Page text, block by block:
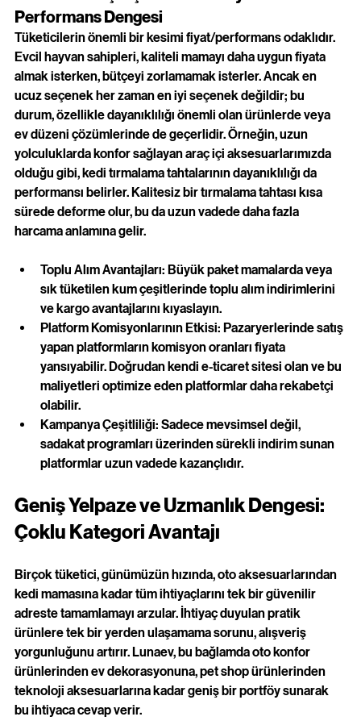
Performans Dengesi
Tüketicilerin önemli bir kesimi fiyat/performans odaklıdır.
Evcil hayvan sahipleri, kaliteli mamayı daha uygun fiyata
almak isterken, bütçeyi zorlamamak isterler. Ancak en
ucuz seçenek her zaman en iyi seçenek değildir; bu
durum, özellikle dayanıklılığı önemli olan ürünlerde veya
ev düzeni çözümlerinde de geçerlidir. Örneğin, uzun
yolculuklarda konfor sağlayan araç içi aksesuarlarımızda
olduğu gibi, kedi tırmalama tahtalarının dayanıklılığı da
performansı belirler. Kalitesiz bir tırmalama tahtası kısa
sürede deforme olur, bu da uzun vadede daha fazla
harcama anlamına gelir.
Toplu Alım Avantajları: Büyük paket mamalarda veya
sık tüketilen kum çeşitlerinde toplu alım indirimlerini
ve kargo avantajlarını kıyaslayın.
Platform Komisyonlarının Etkisi: Pazaryerlerinde satış
yapan platformların komisyon oranları fiyata
yansıyabilir. Doğrudan kendi e-ticaret sitesi olan ve bu
maliyetleri optimize eden platformlar daha rekabetçi
olabilir.
Kampanya Çeşitliliği: Sadece mevsimsel değil,
sadakat programları üzerinden sürekli indirim sunan
platformlar uzun vadede kazançlıdır.
Geniş Yelpaze ve Uzmanlık Dengesi:
Çoklu Kategori Avantajı
Birçok tüketici, günümüzün hızında, oto aksesuarlarından
kedi mamasına kadar tüm ihtiyaçlarını tek bir güvenilir
adreste tamamlamayı arzular. İhtiyaç duyulan pratik
ürünlere tek bir yerden ulaşamama sorunu, alışveriş
yorgunluğunu artırır. Lunaev, bu bağlamda oto konfor
ürünlerinden ev dekorasyonuna, pet shop ürünlerinden
teknoloji aksesuarlarına kadar geniş bir portföy sunarak
bu ihtiyaca cevap verir.